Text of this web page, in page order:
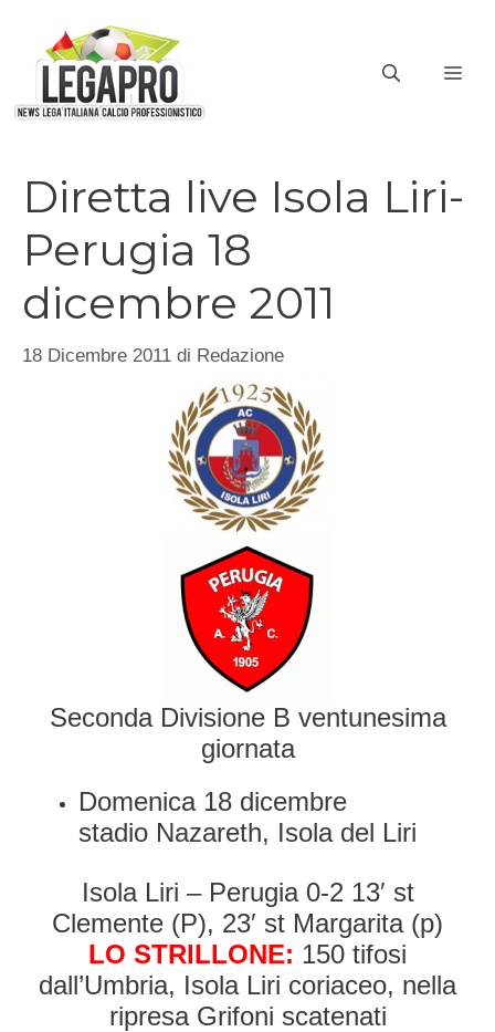
contenuto
Diretta live Isola Liri-
Perugia 18
dicembre 2011
18 Dicembre 2011 di Redazione
Seconda Divisione B ventunesima
giornata
Domenica 18 dicembre
stadio Nazareth, Isola del Liri
Isola Liri – Perugia 0-2 13′ st
Clemente (P), 23′ st Margarita (p)
LO STRILLONE: 150 tifosi
dall’Umbria, Isola Liri coriaceo, nella
ripresa Grifoni scatenati